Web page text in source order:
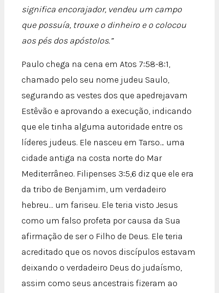
significa encorajador, vendeu um campo
que possuía, trouxe o dinheiro e o colocou
aos pés dos apóstolos.”
Paulo chega na cena em Atos 7:58-8:1,
chamado pelo seu nome judeu Saulo,
segurando as vestes dos que apedrejavam
Estêvão e aprovando a execução, indicando
que ele tinha alguma autoridade entre os
líderes judeus. Ele nasceu em Tarso… uma
cidade antiga na costa norte do Mar
Mediterrâneo. Filipenses 3:5,6 diz que ele era
da tribo de Benjamim, um verdadeiro
hebreu... um fariseu. Ele teria visto Jesus
como um falso profeta por causa da Sua
afirmação de ser o Filho de Deus. Ele teria
acreditado que os novos discípulos estavam
deixando o verdadeiro Deus do judaísmo,
assim como seus ancestrais fizeram ao